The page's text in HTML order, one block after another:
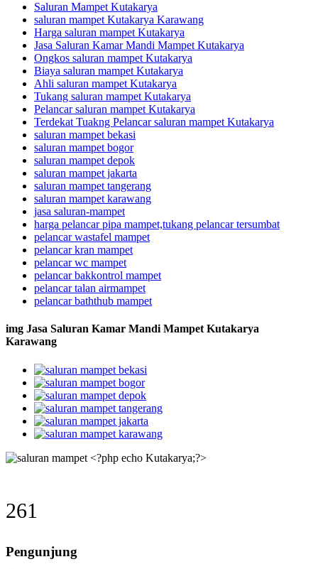
Saluran Mampet Kutakarya
saluran mampet Kutakarya Karawang
Harga saluran mampet Kutakarya
Jasa Saluran Kamar Mandi Mampet Kutakarya
Ongkos saluran mampet Kutakarya
Biaya saluran mampet Kutakarya
Ahli saluran mampet Kutakarya
Tukang saluran mampet Kutakarya
Pelancar saluran mampet Kutakarya
Terdekat Tuakng Pelancar saluran mampet Kutakarya
saluran mampet bekasi
saluran mampet bogor
saluran mampet depok
saluran mampet jakarta
saluran mampet tangerang
saluran mampet karawang
jasa saluran-mampet
harga pelancar pipa mampet,tukang pelancar tersumbat
pelancar wastafel mampet
pelancar kran mampet
pelancar wc mampet
pelancar bakkontrol mampet
pelancar talan airmampet
pelancar baththub mampet
img Jasa Saluran Kamar Mandi Mampet Kutakarya
Karawang
261
Pengunjung